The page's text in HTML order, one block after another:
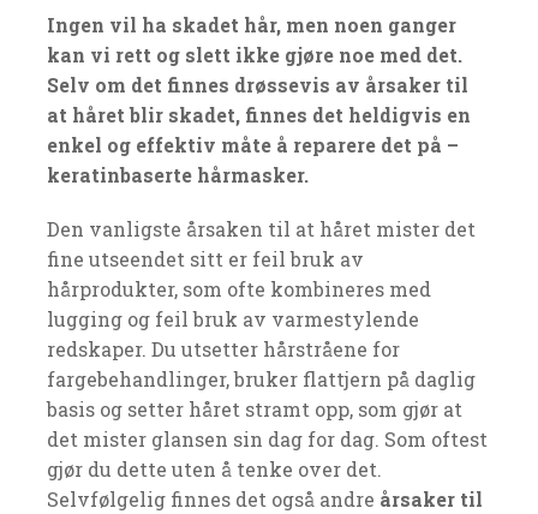
Ingen vil ha skadet hår, men noen ganger
kan vi rett og slett ikke gjøre noe med det.
Selv om det finnes drøssevis av årsaker til
at håret blir skadet, finnes det heldigvis en
enkel og effektiv måte å reparere det på –
keratinbaserte hårmasker.
Den vanligste årsaken til at håret mister det
fine utseendet sitt er feil bruk av
hårprodukter, som ofte kombineres med
lugging og feil bruk av varmestylende
redskaper. Du utsetter hårstråene for
fargebehandlinger, bruker flattjern på daglig
basis og setter håret stramt opp, som gjør at
det mister glansen sin dag for dag. Som oftest
gjør du dette uten å tenke over det.
Selvfølgelig finnes det også andre årsaker til